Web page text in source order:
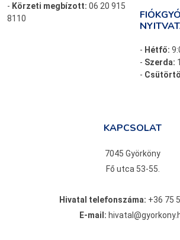
- Körzeti megbízott: 06 20 915
8110
- Hétfő:
- Szerda:
-
KAPCSOLAT
7045 Györköny
Fő utca 53-55.
Hivatal telefonszáma: +36 75
E-mail: